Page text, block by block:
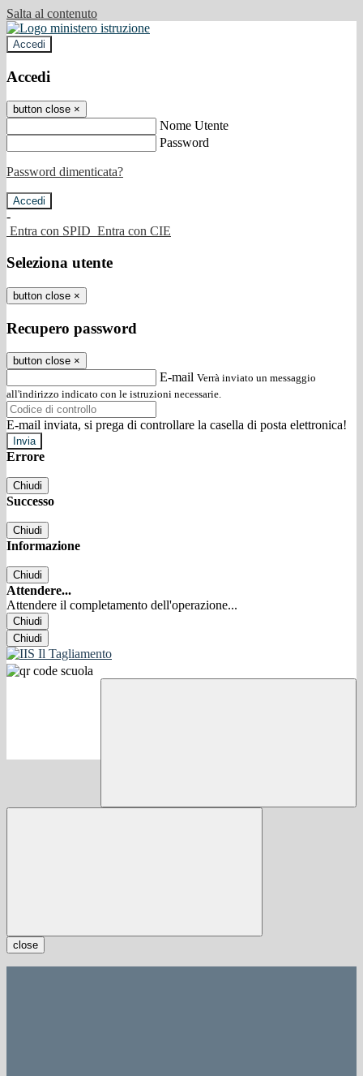
Salta al contenuto
Accedi
Accedi
button close ×
Nome Utente
Password
Password dimenticata?
-
Entra con SPID Entra con CIE
Seleziona utente
button close ×
Recupero password
button close ×
E-mail Verrà inviato un messaggio
all'indirizzo indicato con le istruzioni necessarie.
E-mail inviata, si prega di controllare la casella di posta elettronica!
Errore
Chiudi
Successo
Chiudi
Informazione
Chiudi
Attendere...
Attendere il completamento dell'operazione...
Chiudi
Chiudi
close